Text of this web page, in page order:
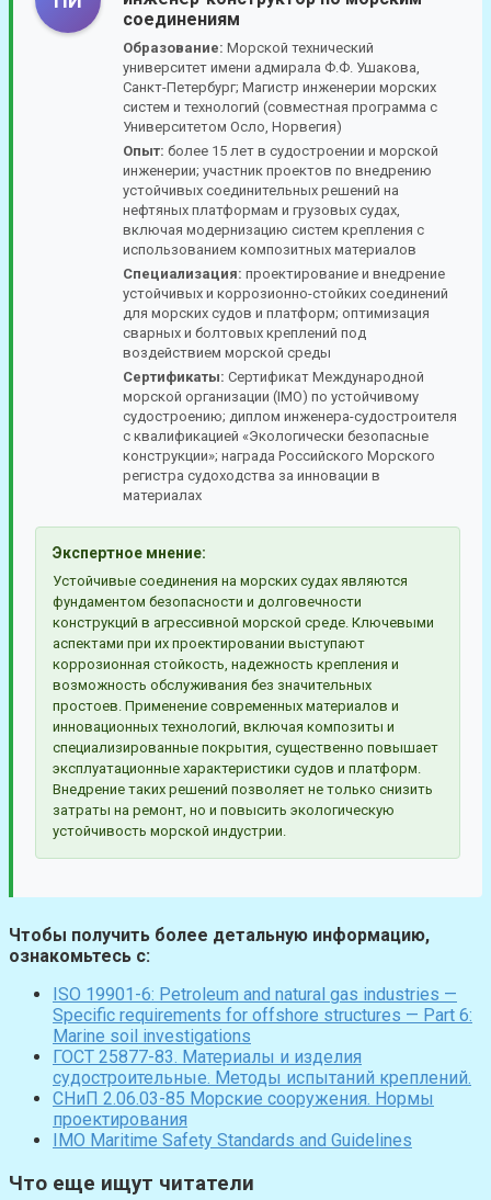
соединениям
Образование: Морской технический
университет имени адмирала Ф.Ф. Ушакова,
Санкт-Петербург; Магистр инженерии морских
систем и технологий (совместная программа с
Университетом Осло, Норвегия)
Опыт: более 15 лет в судостроении и морской
инженерии; участник проектов по внедрению
устойчивых соединительных решений на
нефтяных платформам и грузовых судах,
включая модернизацию систем крепления с
использованием композитных материалов
Специализация: проектирование и внедрение
устойчивых и коррозионно-стойких соединений
для морских судов и платформ; оптимизация
сварных и болтовых креплений под
воздействием морской среды
Сертификаты: Сертификат Международной
морской организации (IMO) по устойчивому
судостроению; диплом инженера-судостроителя
с квалификацией «Экологически безопасные
конструкции»; награда Российского Морского
регистра судоходства за инновации в
материалах
Экспертное мнение:
Устойчивые соединения на морских судах являются
фундаментом безопасности и долговечности
конструкций в агрессивной морской среде. Ключевыми
аспектами при их проектировании выступают
коррозионная стойкость, надежность крепления и
возможность обслуживания без значительных
простоев. Применение современных материалов и
инновационных технологий, включая композиты и
специализированные покрытия, существенно повышает
эксплуатационные характеристики судов и платформ.
Внедрение таких решений позволяет не только снизить
затраты на ремонт, но и повысить экологическую
устойчивость морской индустрии.
Чтобы получить более детальную информацию,
ознакомьтесь с:
ISO 19901-6: Petroleum and natural gas industries —
Specific requirements for offshore structures — Part 6:
Marine soil investigations
ГОСТ 25877-83. Материалы и изделия
судостроительные. Методы испытаний креплений.
СНиП 2.06.03-85 Морские сооружения. Нормы
проектирования
IMO Maritime Safety Standards and Guidelines
Что еще ищут читатели